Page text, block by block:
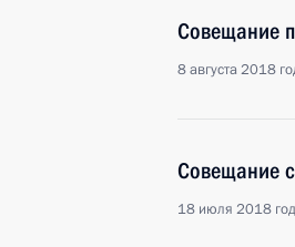
Совещание
8 августа 2018
Совещание
18 июля 2018